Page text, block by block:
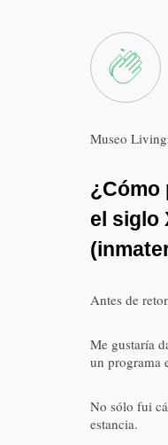
Museo
¿Cómo
el siglo
Antes de
Me gustaría
un programa
No sólo fui
estancia.